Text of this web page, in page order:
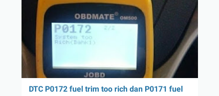
DTC P0172 fuel trim too rich dan P0171 fuel